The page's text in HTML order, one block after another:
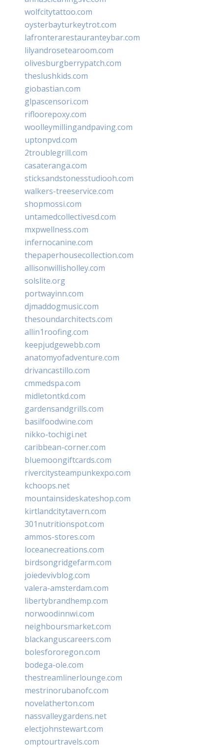
wolfcitytattoo.com
oysterbayturkeytrot.com
lafronterarestauranteybar.com
lilyandrosetearoom.com
olivesburgberrypatch.com
theslushkids.com
giobastian.com
glpascensori.com
rifloorepoxy.com
woolleymillingandpaving.com
uptonpvd.com
2troublegrill.com
casateranga.com
sticksandstonesstudiooh.com
walkers-treeservice.com
shopmossi.com
untamedcollectivesd.com
mxpwellness.com
infernocanine.com
thepaperhousecollection.com
allisonwillisholley.com
solslite.org
portwayinn.com
djmaddogmusic.com
thesoundarchitects.com
allin1roofing.com
keepjudgewebb.com
anatomyofadventure.com
drivancastillo.com
cmmedspa.com
midletontkd.com
gardensandgrills.com
basilfoodwine.com
nikko-tochigi.net
caribbean-corner.com
bluemoongiftcards.com
rivercitysteampunkexpo.com
kchoops.net
mountainsideskateshop.com
kirtlandcitytavern.com
301nutritionspot.com
ammos-stores.com
loceanecreations.com
birdsongridgefarm.com
joiedevivblog.com
valera-amsterdam.com
libertybrandhemp.com
norwoodinnwi.com
neighboursmarket.com
blackanguscareers.com
bolesfororegon.com
bodega-ole.com
thestreamlinerlounge.com
mestrinorubanofc.com
novelatherton.com
nassvalleygardens.net
electjohnstewart.com
omptourtravels.com